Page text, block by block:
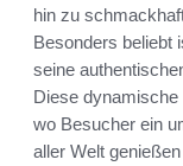
hin zu
Besonders beliebt
seine
Diese
wo Besucher ein
aller Welt